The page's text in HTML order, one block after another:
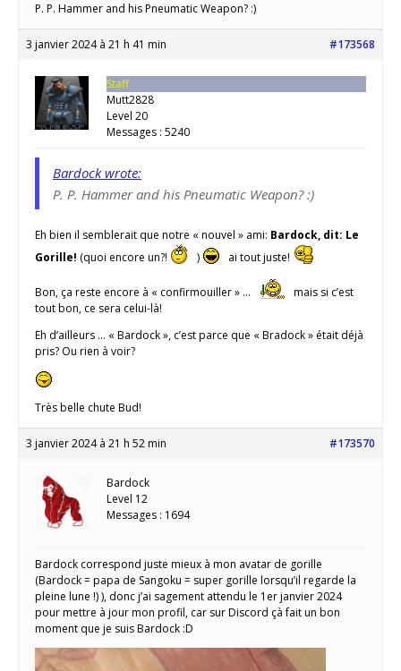
P. P. Hammer and his Pneumatic Weapon? :)
3 janvier 2024 à 21 h 41 min #173568
Staff
Mutt2828
Level 20
Messages : 5240
Bardock wrote:
P. P. Hammer and his Pneumatic Weapon? :)
Eh bien il semblerait que notre « nouvel » ami: Bardock, dit: Le
Gorille! (quoi encore un?! ) ai tout juste!
Bon, ça reste encore à « confirmouiller » …
mais si c’est
tout bon, ce sera celui-là!
Eh d’ailleurs … « Bardock », c’est parce que « Bradock » était déjà
pris? Ou rien à voir?
Très belle chute Bud!
3 janvier 2024 à 21 h 52 min #173570
Bardock
Level 12
Messages : 1694
Bardock correspond juste mieux à mon avatar de gorille
(Bardock = papa de Sangoku = super gorille lorsqu’il regarde la
pleine lune !) ), donc j’ai sagement attendu le 1er janvier 2024
pour mettre à jour mon profil, car sur Discord çà fait un bon
moment que je suis Bardock :D